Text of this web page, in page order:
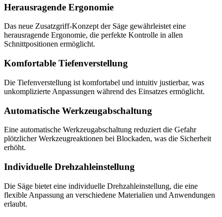
Herausragende Ergonomie
Das neue Zusatzgriff-Konzept der Säge gewährleistet eine
herausragende Ergonomie, die perfekte Kontrolle in allen
Schnittpositionen ermöglicht.
Komfortable Tiefenverstellung
Die Tiefenverstellung ist komfortabel und intuitiv justierbar, was
unkomplizierte Anpassungen während des Einsatzes ermöglicht.
Automatische Werkzeugabschaltung
Eine automatische Werkzeugabschaltung reduziert die Gefahr
plötzlicher Werkzeugreaktionen bei Blockaden, was die Sicherheit
erhöht.
Individuelle Drehzahleinstellung
Die Säge bietet eine individuelle Drehzahleinstellung, die eine
flexible Anpassung an verschiedene Materialien und Anwendungen
erlaubt.